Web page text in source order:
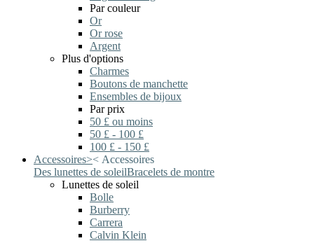
Par couleur
Or
Or rose
Argent
Plus d'options
Charmes
Boutons de manchette
Ensembles de bijoux
Par prix
50 £ ou moins
50 £ - 100 £
100 £ - 150 £
Accessoires>< Accessoires
Des lunettes de soleilBracelets de montre
Lunettes de soleil
Bolle
Burberry
Carrera
Calvin Klein